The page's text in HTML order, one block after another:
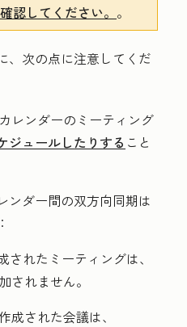
認してください。 。
、次の点に注意してくだ
レンダーのミーティング
ジュールしたりする こと
ンダー間の双方向同期は
されたミーティングは、
されません。
成された会議は、